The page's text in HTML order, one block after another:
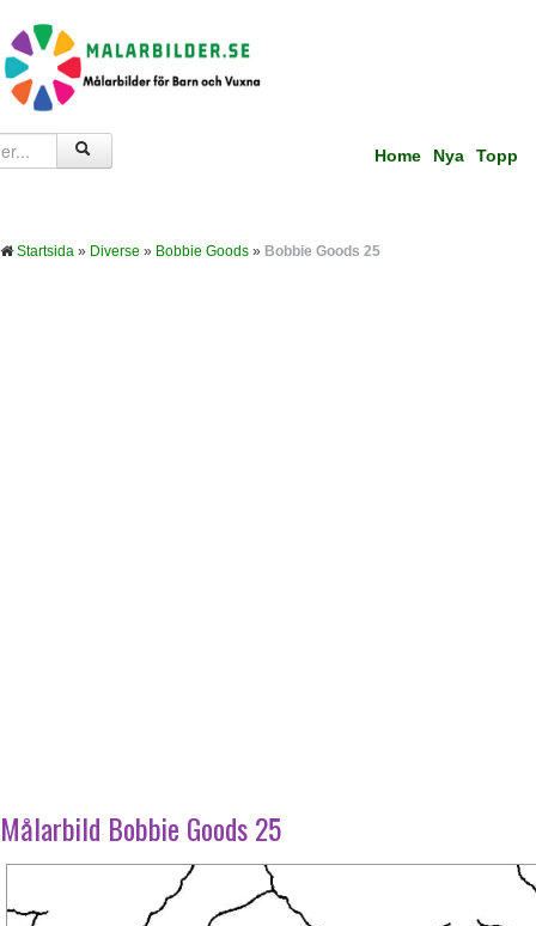
Home Nya Topp
Startsida » Diverse » Bobbie Goods » Bobbie Goods 25
Målarbild Bobbie Goods 25